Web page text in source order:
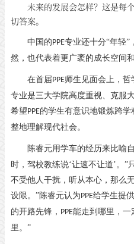
未来的发展会怎样？这是每
切答案。
中国的PPE专业还十分“年轻
然，也代表着更广袤的成长空间
在首届PPE师生见面会上，哲
专业是三大学院高度重视、克服
希望PPE的学生有意识地锻炼跨
整地理解现代社会。
陈睿元用学车的经历来比喻
时，驾校教练说‘让速不让道’。”
不受他人干扰，听从本心，那么
设限。”陈睿元认为PPE给学生提
的开路先锋， PPE能走到哪里，一
里。”